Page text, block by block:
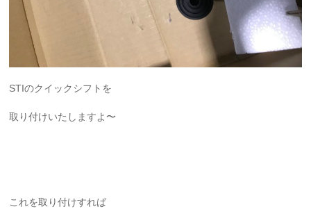
STIのクイックシフトを
取り付けいたしますよ〜
これを取り付けすれば